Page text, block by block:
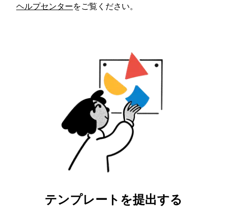
ヘルプセンターをご覧ください。
テンプレートを提出する